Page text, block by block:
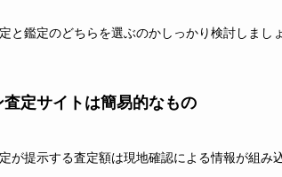
と鑑定のどちらを選ぶのかしっかり検討しましょ
査定サイトは簡易的なもの
が提示する査定額は現地確認による情報が組み